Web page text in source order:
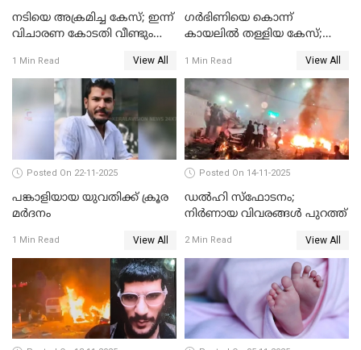
നടിയെ അക്രമിച്ച കേസ്; ഇന്ന്
വിചാരണ കോടതി വീണ്ടും
1 Min Read View All
ഗര്‍ഭിണിയെ കൊന്ന്
കായലില്‍ തള്ളിയ കേസ്;
1 Min Read View All
Posted On 22-11-2025
പങ്കാളിയായ യുവതിക്ക് ക്രൂര
മര്‍ദനം
1 Min Read View All
Posted On 14-11-2025
ഡല്‍ഹി സ്‌ഫോടനം;
നിര്‍ണായ വിവരങ്ങള്‍ പുറത്ത്
2 Min Read View All